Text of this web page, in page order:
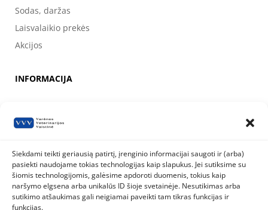
Siekdami teikti geriausią patirtį, įrenginio informacijai saugoti ir (arba)
pasiekti naudojame tokias technologijas kaip slapukus. Jei sutiksime su
šiomis technologijomis, galėsime apdoroti duomenis, tokius kaip
naršymo elgsena arba unikalūs ID šioje svetainėje. Nesutikimas arba
sutikimo atšaukimas gali neigiamai paveikti tam tikras funkcijas ir
funkcijas.
Sodas, daržas
Laisvalaikio prekės
Akcijos
INFORMACIJA
Kontaktai
Valstybinė maisto ir veterinarijos tarnyba
Siesikų g. 19 LT-07170 Vilnius
8 800 40 403
www.vmvt.lt